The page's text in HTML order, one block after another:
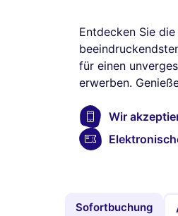
Entdecken Sie
für einen
erwerben.
Wir
Sofortbuchung